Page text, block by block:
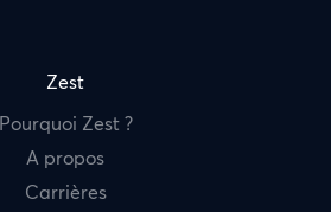
Zest
Pourquoi Zest ?
A propos
Carrières